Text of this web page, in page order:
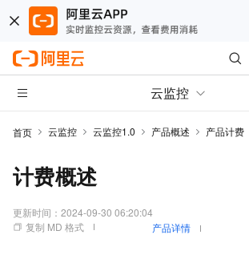
云监控
首页 云监控 云监控1.0 产品概述 产品计费
计费概述
更新时间： 2024-09-30 06:20:04
复制 MD 格式
产品详情